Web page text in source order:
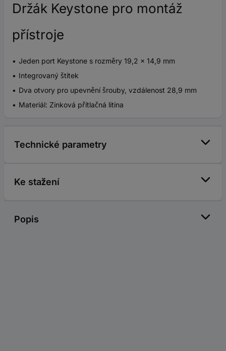
Držák Keystone pro montáž
přístroje
Jeden port Keystone s rozměry 19,2 x 14,9 mm
Integrovaný štítek
Dva otvory pro upevnění šrouby, vzdálenost 28,9 mm
Materiál: Zinková přítlačná litina
Technické parametry
Ke stažení
Popis